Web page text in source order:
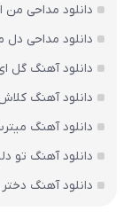
دانلود مداحی من
دانلود مداحی دل
دانلود آهنگ گل
دانلود آهنگ کلاش
دانلود آهنگ
دانلود آهنگ تو
دانلود آهنگ